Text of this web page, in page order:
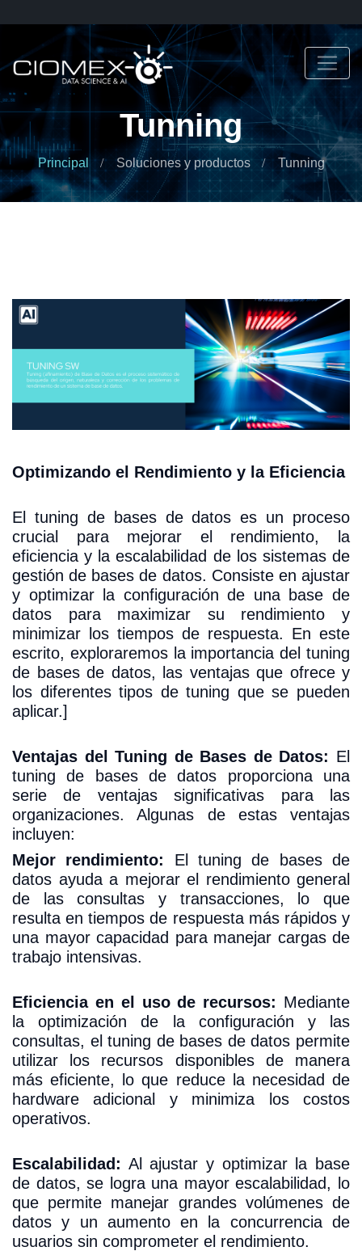
Tunning
Principal Soluciones y productos Tunning
Optimizando el Rendimiento y la Eficiencia
El tuning de bases de datos es un proceso
crucial para mejorar el rendimiento, la
eficiencia y la escalabilidad de los sistemas de
gestión de bases de datos. Consiste en ajustar
y optimizar la configuración de una base de
datos para maximizar su rendimiento y
minimizar los tiempos de respuesta. En este
escrito, exploraremos la importancia del tuning
de bases de datos, las ventajas que ofrece y
los diferentes tipos de tuning que se pueden
aplicar.]
Ventajas del Tuning de Bases de Datos: El
tuning de bases de datos proporciona una
serie de ventajas significativas para las
organizaciones. Algunas de estas ventajas
incluyen:
Mejor rendimiento:
El tuning de bases de
datos ayuda a mejorar el rendimiento general
de las consultas y transacciones, lo que
resulta en tiempos de respuesta más rápidos y
una mayor capacidad para manejar cargas de
trabajo intensivas.
Eficiencia en el uso de recursos: Mediante
la optimización de la configuración y las
consultas, el tuning de bases de datos permite
utilizar los recursos disponibles de manera
más eficiente, lo que reduce la necesidad de
hardware adicional y minimiza los costos
operativos.
Escalabilidad: Al ajustar y optimizar la base
de datos, se logra una mayor escalabilidad, lo
que permite manejar grandes volúmenes de
datos y un aumento en la concurrencia de
usuarios sin comprometer el rendimiento.